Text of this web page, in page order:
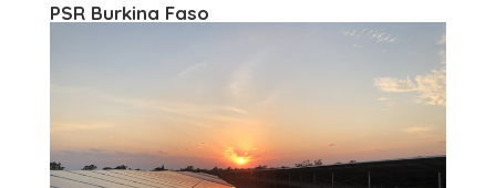
PSR Burkina Faso